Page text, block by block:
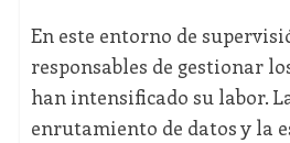
En este entorno de
responsables de gestionar
han intensificado su labor.
enrutamiento de datos y la